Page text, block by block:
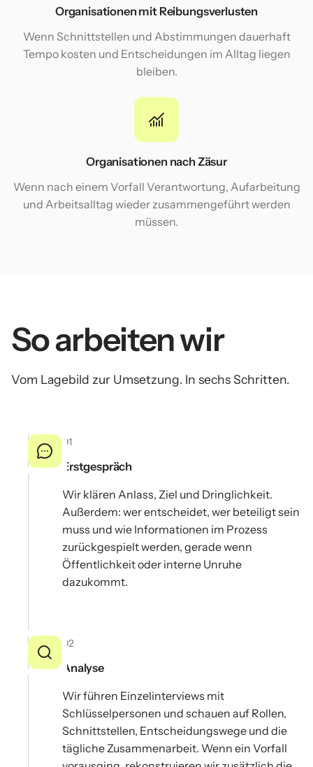
Organisationen mit Reibungsverlusten
Wenn Schnittstellen und Abstimmungen dauerhaft
Tempo kosten und Entscheidungen im Alltag liegen
bleiben.
Organisationen nach Zäsur
Wenn nach einem Vorfall Verantwortung, Aufarbeitung
und Arbeitsalltag wieder zusammengeführt werden
müssen.
So arbeiten wir
Vom Lagebild zur Umsetzung. In sechs Schritten.
01
Erstgespräch
Wir klären Anlass, Ziel und Dringlichkeit.
Außerdem: wer entscheidet, wer beteiligt sein
muss und wie Informationen im Prozess
zurückgespielt werden, gerade wenn
Öffentlichkeit oder interne Unruhe
dazukommt.
02
Analyse
Wir führen Einzelinterviews mit
Schlüsselpersonen und schauen auf Rollen,
Schnittstellen, Entscheidungswege und die
tägliche Zusammenarbeit. Wenn ein Vorfall